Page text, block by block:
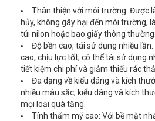
Thân thiện với môi trường: Được
hủy, không gây hại đến môi trường,
túi nilon hoặc bao giấy thông thường.
Độ bền cao, tái sử dụng nhiều
cao, chịu lực tốt, có thể tái sử dụng
tiết kiệm chi phí và giảm thiểu rác
Đa dạng về kiểu dáng và kích
nhiều màu sắc, kiểu dáng và kích
mọi loại quà tặng.
Tính thẩm mỹ cao: Với bề mặt